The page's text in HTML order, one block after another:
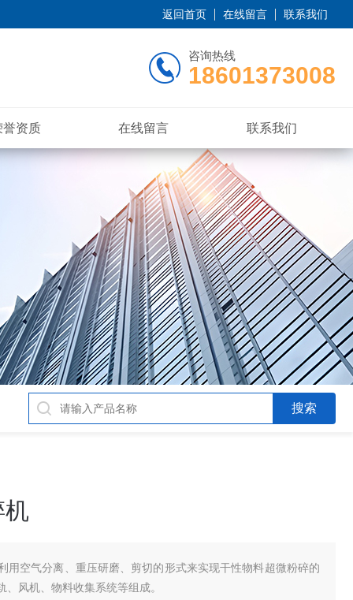
返回首页 在线留言 联系我们
咨询热线
18601373008
誉资质 在线留言 联系我们
机
用空气分离、重压研磨、剪切的形式来实现干性物料超微粉碎的
风机、物料收集系统等组成。